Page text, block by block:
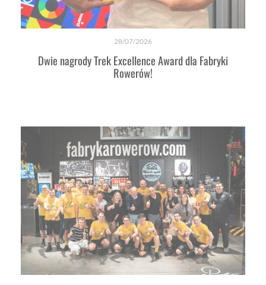
28/07/2026
Dwie nagrody Trek Excellence Award dla Fabryki
Rowerów!